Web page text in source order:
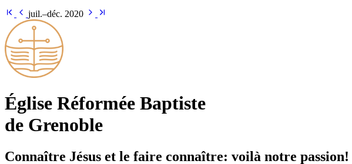
juil.–déc. 2020
Église Ré­for­mée Bap­tiste
de Grenoble
Connaître Jésus et le faire connaître: voilà notre passion!